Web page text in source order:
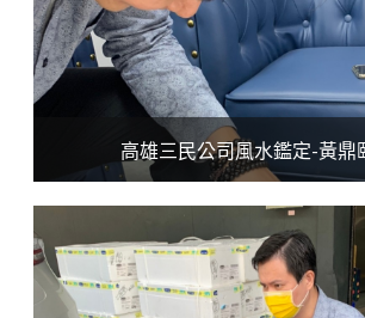
高雄三民公司風水鑑定-黃鼎